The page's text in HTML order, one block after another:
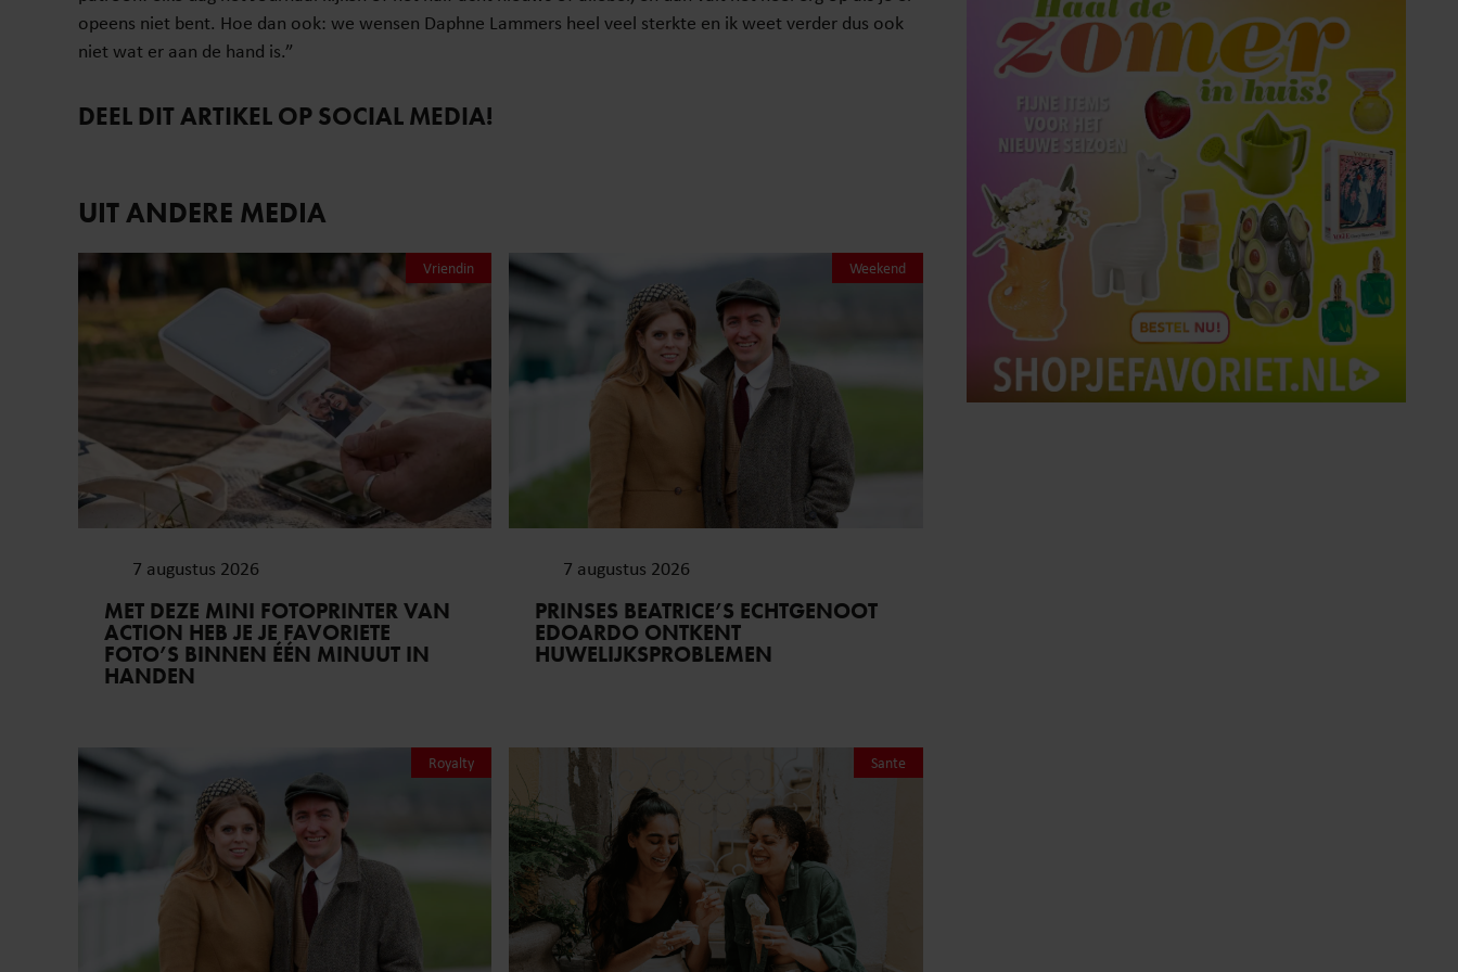
opeens niet bent. Hoe dan ook: we wensen Daphne Lammers heel veel sterkte en ik weet verder dus ook
niet wat er aan de hand is.”
DEEL DIT ARTIKEL OP SOCIAL MEDIA!
UIT ANDERE MEDIA
Vriendin
7 augustus 2026
MET DEZE MINI FOTOPRINTER VAN
ACTION HEB JE JE FAVORIETE
FOTO’S BINNEN ÉÉN MINUUT IN
HANDEN
Weekend
7 augustus 2026
PRINSES BEATRICE’S ECHTGENOOT
EDOARDO ONTKENT
HUWELIJKSPROBLEMEN
Royalty Sante